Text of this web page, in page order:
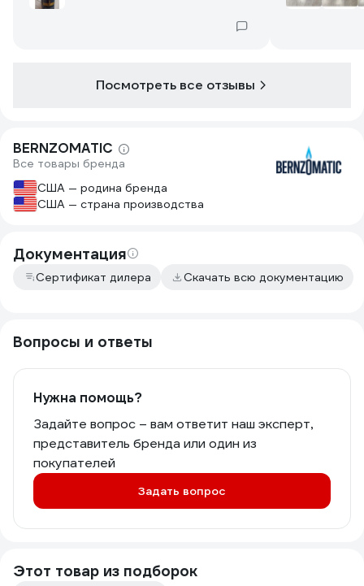
Посмотреть все отзывы
BERNZOMATIC
Все товары бренда
США — родина бренда
США — страна производства
Документация
Сертификат дилера Скачать всю документацию
Вопросы и ответы
Нужна помощь?
Задайте вопрос – вам ответит наш эксперт,
представитель бренда или один из
покупателей
Задать вопрос
Этот товар из подборок